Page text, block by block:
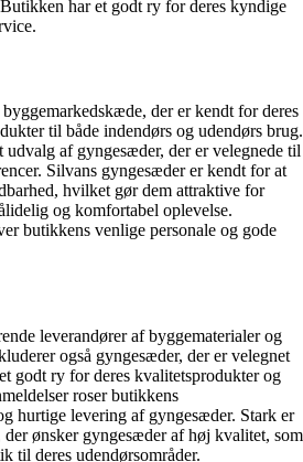
har et godt ry for deres kyndige
der er kendt for deres
til både indendørs og udendørs brug.
udvalg af gyngesæder, der er velegnede til
Silvans gyngesæder er kendt for at
hvilket gør dem attraktive for
og komfortabel oplevelse.
butikkens venlige personale og gode
leverandører af byggematerialer og
også gyngesæder, der er velegnet
godt ry for deres kvalitetsprodukter og
roser butikkens
hurtige levering af gyngesæder. Stark er
ønsker gyngesæder af høj kvalitet, som
til deres udendørsområder.